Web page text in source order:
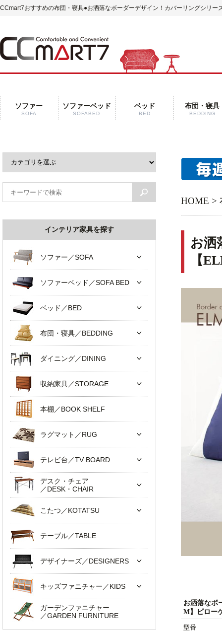
CCmart7おすすめの布団・寝具●お洒落なボーダーデザイン！カバーリングシリー
ソファー
SOFA
ソファーベッド
SOFABED
ベッド
BED
布団・寝具
BEDDING
HOME >
お洒
【
お洒落なボ
M】ピロー
型番
インテリア家具を探す
ソファー／SOFA
ソファーベッド／SOFA BED
ベッド／BED
布団・寝具／BEDDING
ダイニング／DINING
収納家具／STORAGE
本棚／BOOK SHELF
ラグマット／RUG
テレビ台／TV BOARD
デスク・チェア
／DESK・CHAIR
こたつ／KOTATSU
テーブル／TABLE
デザイナーズ／DESIGNERS
キッズファニチャー／KIDS
ガーデンファニチャー
／GARDEN FURNITURE